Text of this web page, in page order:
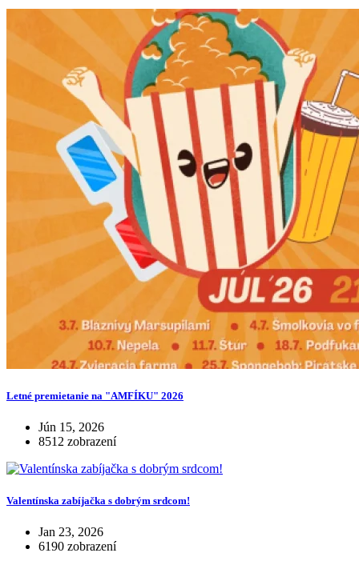
Letné premietanie na "AMFÍKU" 2026
Jún 15, 2026
8512 zobrazení
Valentínska zabíjačka s dobrým srdcom!
Jan 23, 2026
6190 zobrazení